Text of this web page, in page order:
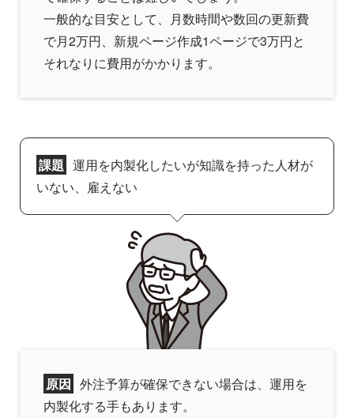
一般的な目安として、月数時間や数回の更新費
で月2万円、新規ページ作成1ページで3万円と
それなりに費用がかかります。
課題 運用を内製化したいが知識を持った人材が
いない、雇えない
原因 外注予算が確保できない場合は、運用を
内製化する手もあります。